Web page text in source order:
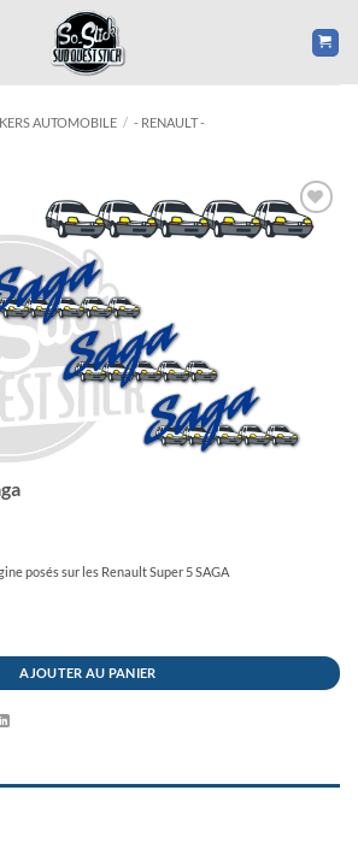
AUTOMOBILE / - RENAULT -
Ajouter
à la liste
posés sur les Renault Super 5 SAGA
AJOUTER AU PANIER